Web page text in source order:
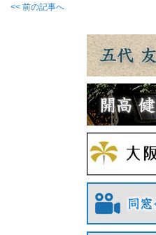
<< 前の記事へ